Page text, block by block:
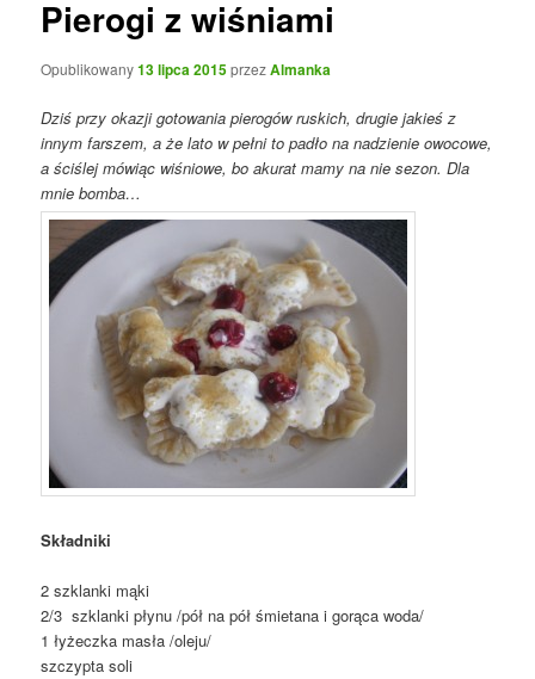
Pierogi z wiśniami
Opublikowany13 lipca 2015przezAlmanka
Dziś przy okazji gotowania pierogów ruskich, drugie jakieś z
innym farszem, a że lato w pełni to padło na nadzienie owocowe,
a ściślej mówiąc wiśniowe, bo akurat mamy na nie sezon. Dla
mnie bomba…
Składniki
2 szklanki mąki
2/3 szklanki płynu /pół na pół śmietana i gorąca woda/
1 łyżeczka masła /oleju/
szczypta soli